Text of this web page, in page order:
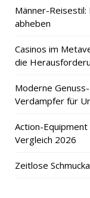
Männer-
abheben
Casinos im
die
Moderne
Verdampfer für
Action-Equipment
Vergleich 2026
Zeitlose